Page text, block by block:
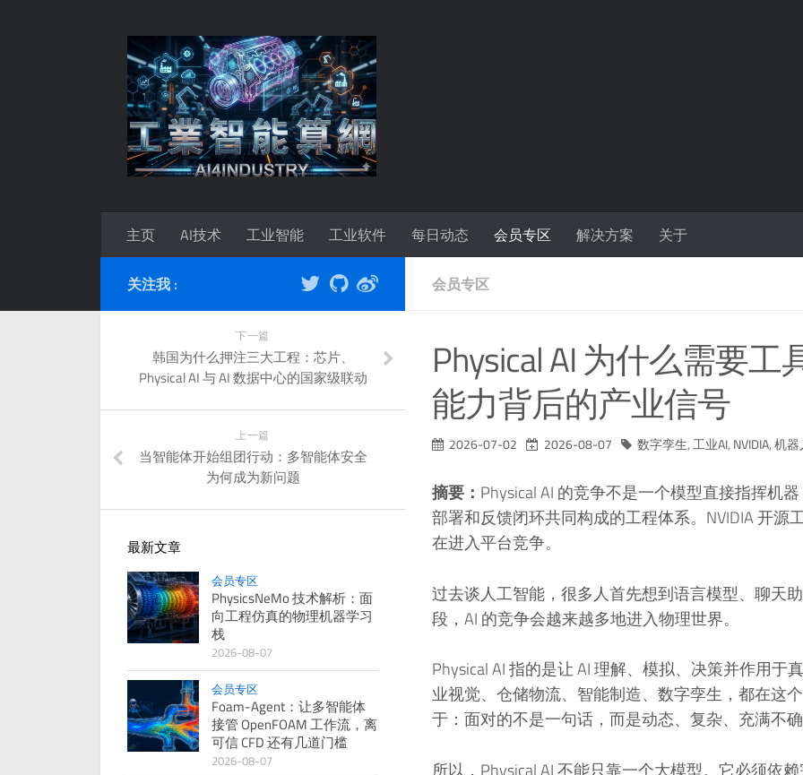
主页 AI技术 工业智能 工业软件 每日动态 会员专区 解决方案 关于
会员专区
Physical AI 为什么需要工
能力背后的产业信号
2026-07-02 2026-08-07 数字孪生,工业AI, NVIDIA,机器
摘要： Physical AI 的竞争不是一个模型直接指挥机
部署和反馈闭环共同构成的工程体系。NVIDIA 开
在进入平台竞争。
过去谈人工智能，很多人首先想到语言模型、聊天
段，AI 的竞争会越来越多地进入物理世界。
Physical AI 指的是让 AI 理解、模拟、决策并作用
业视觉、仓储物流、智能制造、数字孪生，都在这
于：面对的不是一句话，而是动态、复杂、充满不
关注我 :
下一篇
韩国为什么押注三大工程：芯片、
Physical AI 与 AI 数据中心的国家级联动
上一篇
当智能体开始组团行动：多智能体安全
为何成为新问题
最新文章
会员专区
PhysicsNeMo 技术解析：面
向工程仿真的物理机器学习
栈
2026-08-07
会员专区
Foam-Agent：让多智能体
接管 OpenFOAM 工作流，离
可信 CFD 还有几道门槛
2026-08-07